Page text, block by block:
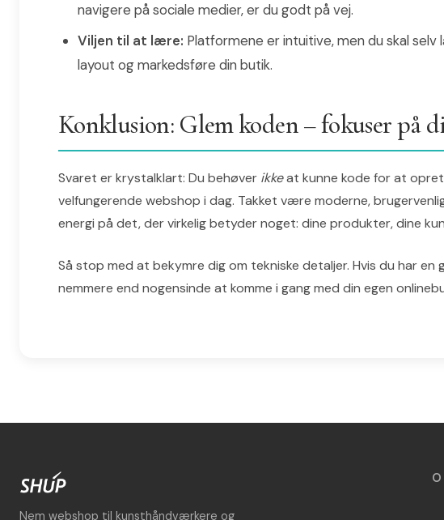
navigere på sociale medier, er du godt på vej.
Viljen til at lære: Platformene er intuitive, men du skal
layout og markedsføre din butik.
Konklusion: Glem koden – fokuser på
Svaret er krystalklart: Du behøver ikkeat kunne kode for at
velfungerende webshop i dag. Takket være moderne,
energi på det, der virkelig betyder noget: dine produkter, dine
Så stop med at bekymre dig om tekniske detaljer. Hvis du har
nemmere end nogensinde at komme i gang med din egen
Nem webshop til kunsthåndværkere og